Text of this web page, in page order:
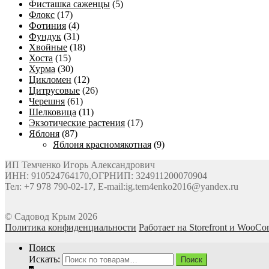
Фисташка саженцы (5)
Флокс (17)
Фотиния (4)
Фундук (31)
Хвойные (18)
Хоста (15)
Хурма (30)
Цикломен (12)
Цитрусовые (26)
Черешня (61)
Шелковица (11)
Экзотические растения (17)
Яблоня (87)
Яблоня красномякотная (9)
ИП Темченко Игорь Александрович
ИНН: 910524764170,ОГРНИП: 324911200070904
Тел: +7 978 790-02-17, E-mail:ig.tem4enko2016@yandex.ru
© Садовод Крым 2026
Политика конфиденциальности Работает на Storefront и
Поиск
Искать:
Поиск